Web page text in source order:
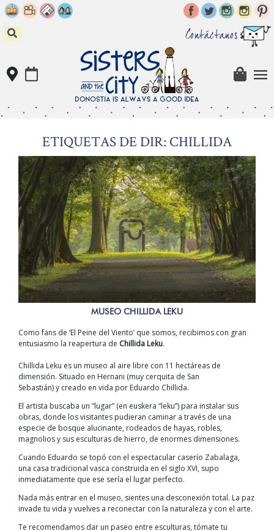
Skip
to
content
Contáctanos
ETIQUETAS DE DIR: CHILLIDA
MUSEO CHILLIDA LEKU
Como fans de ‘El Peine del Viento’ que somos, recibimos con gran
entusiasmo la reapertura de Chillida Leku.
Chillida Leku es un museo al aire libre con 11 hectáreas de
dimensión. Situado en Hernani (muy cerquita de San
Sebastián)y creado en vida por Eduardo Chillida.
El artista buscaba un “lugar” (en euskera “leku”) para instalar sus
obras, donde los visitantes pudieran caminar a través de una
especie de bosque alucinante, rodeados de hayas, robles,
magnolios y sus esculturas de hierro, de enormes dimensiones.
Cuando Eduardo se topó con el espectacular caserío Zabalaga,
una casa tradicional vasca construida en el siglo XVI, supo
inmediatamente que ese sería el lugar perfecto.
Nada más entrar en el museo, sientes una desconexión total. La paz
invade tu vida y vuelves a reconectar con la naturaleza y con el arte.
Te recomendamos dar un paseo entre esculturas, tómate tu